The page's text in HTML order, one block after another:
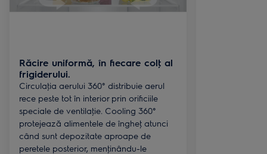
Răcire uniformă, în fiecare colţ al
frigiderului.
Circulaţia aerului 360° distribuie aerul
rece peste tot în interior prin orificiile
speciale de ventilaţie. Cooling 360°
protejează alimentele de îngheţ atunci
când sunt depozitate aproape de
peretele posterior, menţinându-le